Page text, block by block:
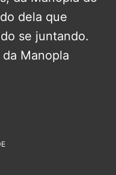
dela que
se juntando.
Manopla